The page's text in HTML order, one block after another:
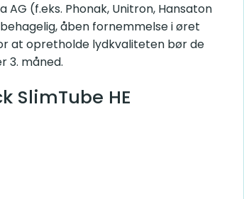
(f.eks. Phonak, Unitron, Hansaton
åben fornemmelse i øret
at opretholde lydkvaliteten bør de
3. måned.
SlimTube HE